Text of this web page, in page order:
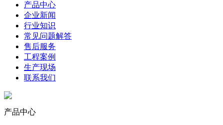
产品中心
企业新闻
行业知识
常见问题解答
售后服务
工程案例
生产现场
联系我们
产品中心